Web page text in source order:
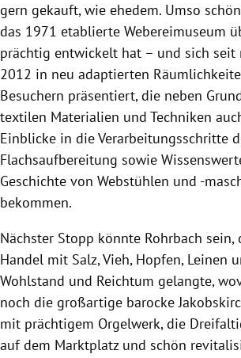
gern gekauft, wie ehedem. Umso
das 1971 etablierte Webereimuseum
prächtig entwickelt hat – und sich seit
2012 in neu adaptierten
Besuchern präsentiert, die neben
textilen Materialien und Techniken
Einblicke in die Verarbeitungsschritte
Flachsaufbereitung sowie
Geschichte von Webstühlen und -
bekommen.
Nächster Stopp könnte Rohrbach sein,
Handel mit Salz, Vieh, Hopfen, Leinen
Wohlstand und Reichtum gelangte,
noch die großartige barocke
mit prächtigem Orgelwerk, die
auf dem Marktplatz und schön